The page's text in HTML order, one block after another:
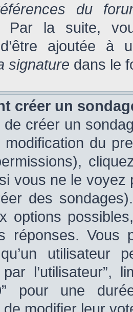
du
Par la suite,
ajoutée à
signature dans le
créer un
créer un
du
vous ne le voyez
des
options
réponses. Vous
par
pour une